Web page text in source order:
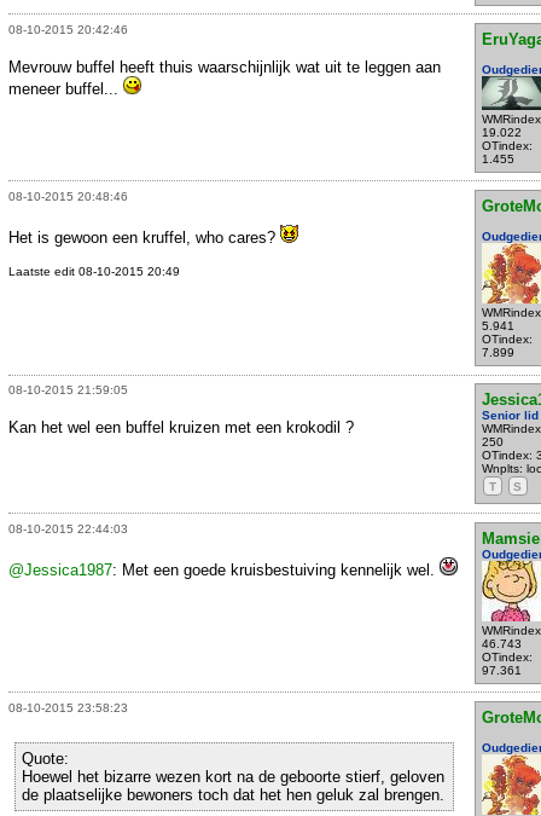
08-10-2015 20:42:46
19.022
OTindex:
1.455
Mevrouw buffel heeft thuis waarschijnlijk wat uit te leggen aan
meneer buffel...
08-10-2015 20:48:46
5.941
OTindex:
7.899
Het is gewoon een kruffel, who cares?
Laatste edit 08-10-2015 20:49
08-10-2015 21:59:05
Senior lid
250
OTindex:
Wnplts:
T
S
Kan het wel een buffel kruizen met een krokodil ?
08-10-2015 22:44:03
Mamsie
46.743
OTindex:
97.361
@Jessica1987: Met een goede kruisbestuiving kennelijk wel.
08-10-2015 23:58:23
Quote:
Hoewel het bizarre wezen kort na de geboorte stierf, geloven
de plaatselijke bewoners toch dat het hen geluk zal brengen.